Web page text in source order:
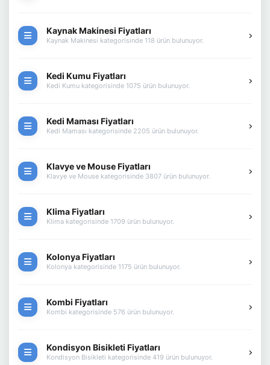
Kaynak Makinesi Fiyatları
Kaynak Makinesi kategorisinde 118 ürün bulunuyor.
Kedi Kumu Fiyatları
Kedi Kumu kategorisinde 1075 ürün bulunuyor.
Kedi Maması Fiyatları
Kedi Maması kategorisinde 2205 ürün bulunuyor.
Klavye ve Mouse Fiyatları
Klavye ve Mouse kategorisinde 3807 ürün bulunuyor.
Klima Fiyatları
Klima kategorisinde 1709 ürün bulunuyor.
Kolonya Fiyatları
Kolonya kategorisinde 1175 ürün bulunuyor.
Kombi Fiyatları
Kombi kategorisinde 576 ürün bulunuyor.
Kondisyon Bisikleti Fiyatları
Kondisyon Bisikleti kategorisinde 419 ürün bulunuyor.